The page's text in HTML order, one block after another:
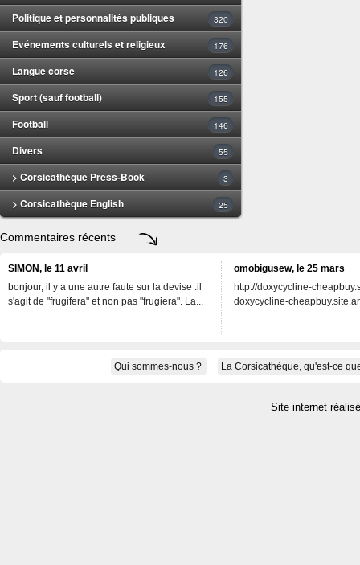
Politique et personnalités publiques 320
Evénements culturels et religieux 176
Langue corse 126
Sport (sauf football) 155
Football 146
Divers 55
> Corsicathèque Press-Book 3
> Corsicathèque English 25
Commentaires récents
SIMON, le 11 avril
bonjour, il y a une autre faute sur la devise :il
s'agit de "frugifera" et non pas "frugiera". La...
omobigusew, le 25 mars
http://doxycycline-
doxycycline-
Qui sommes-nous ? La Corsicathèque, qu'est-ce
Site internet